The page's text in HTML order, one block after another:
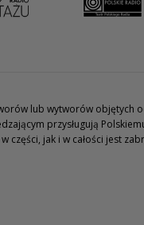
lub wytworów objętych
przysługują
części, jak i w całości jest